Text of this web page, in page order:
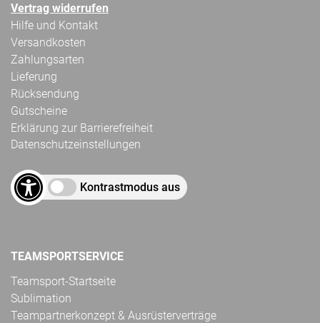
Vertrag widerrufen
Hilfe und Kontakt
Versandkosten
Zahlungsarten
Lieferung
Rücksendung
Gutscheine
Erklärung zur Barrierefreiheit
Datenschutzeinstellungen
Kontrastmodus aus
TEAMSPORTSERVICE
Teamsport-Startseite
Sublimation
Teampartnerkonzept & Ausrüsterverträge